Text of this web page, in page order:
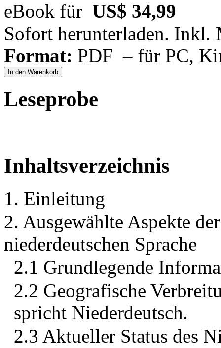
eBook für US$ 34,99
Sofort herunterladen. Inkl.
Format: PDF – für PC,
In den Warenkorb
Leseprobe
Inhaltsverzeichnis
1. Einleitung
2. Ausgewählte Aspekte
niederdeutschen Sprache
2.1 Grundlegende
2.2 Geografische
spricht Niederdeutsch.
2.3 Aktueller Status des